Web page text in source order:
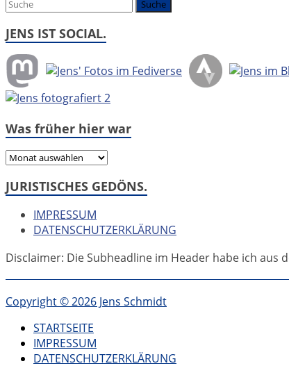
JENS IST SOCIAL.
Was früher hier war
Was
hier
JURISTISCHES GEDÖNS.
IMPRESSUM
DATENSCHUTZERKLÄRUNG
Disclaimer: Die Subheadline im Header habe ich aus
Copyright © 2026 Jens Schmidt
STARTSEITE
IMPRESSUM
DATENSCHUTZERKLÄRUNG